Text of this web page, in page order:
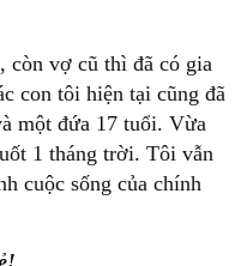
còn vợ cũ thì đã có gia
con tôi hiện tại cũng đã
một đứa 17 tuổi. Vừa
1 tháng trời. Tôi vẫn
cuộc sống của chính